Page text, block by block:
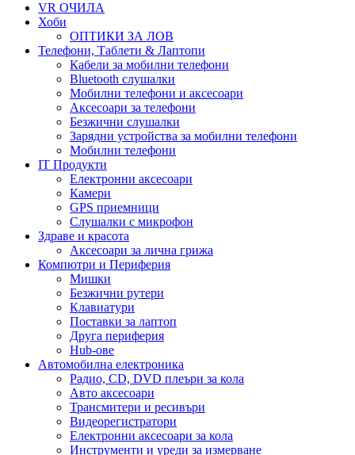
VR ОЧИЛА
Хоби
ОПТИКИ ЗА ЛОВ
Телефони, Таблети & Лаптопи
Кабели за мобилни телефони
Bluetooth слушалки
Мобилни телефони и аксесоари
Аксесоари за телефони
Безжични слушалки
Зарядни устройства за мобилни телефони
Мобилни телефони
IT Продукти
Електронни аксесоари
Камери
GPS приемници
Слушалки с микрофон
Здраве и красота
Аксесоари за лична грижа
Компютри и Периферия
Мишки
Безжични рутери
Клавиатури
Поставки за лаптоп
Друга периферия
Hub-ове
Автомобилна електроника
Радио, CD, DVD плеъри за кола
Авто аксесоари
Трансмитери и ресивъри
Видеорегистратори
Електронни аксесоари за кола
Инструменти и уреди за измерване